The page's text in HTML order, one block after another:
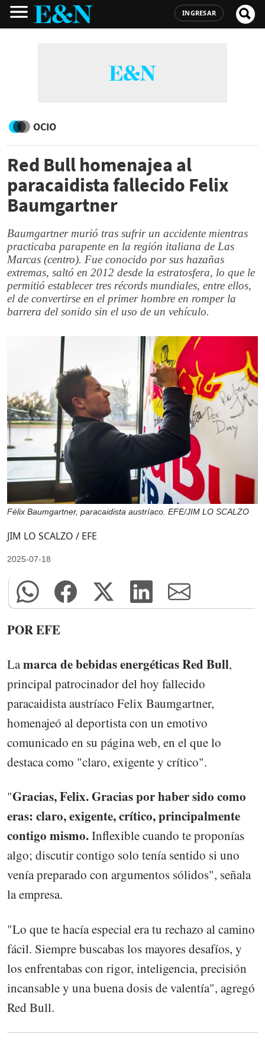
INGRESAR
OCIO
Red Bull homenajea al
paracaidista fallecido Felix
Baumgartner
Baumgartner murió tras sufrir un accidente mientras
practicaba parapente en la región italiana de Las
Marcas (centro). Fue conocido por sus hazañas
extremas, saltó en 2012 desde la estratosfera, lo que le
permitió establecer tres récords mundiales, entre ellos,
el de convertirse en el primer hombre en romper la
barrera del sonido sin el uso de un vehículo.
Félix Baumgartner, paracaidista austríaco. EFE/JIM LO SCALZO
JIM LO SCALZO / EFE
2025-07-18
POR EFE
Lamarca de bebidas energéticas Red Bull,
principal patrocinador del hoy fallecido
paracaidista austríaco Felix Baumgartner,
homenajeó al deportista con un emotivo
comunicado en su página web, en el que lo
destaca como "claro, exigente y crítico".
"Gracias, Felix. Gracias por haber sido como
eras: claro, exigente, crítico, principalmente
contigo mismo.Inflexible cuando te proponías
algo; discutir contigo solo tenía sentido si uno
venía preparado con argumentos sólidos", señala
la empresa.
"Lo que te hacía especial era tu rechazo al camino
fácil. Siempre buscabas los mayores desafíos, y
los enfrentabas con rigor, inteligencia, precisión
incansable y una buena dosis de valentía", agregó
Red Bull.